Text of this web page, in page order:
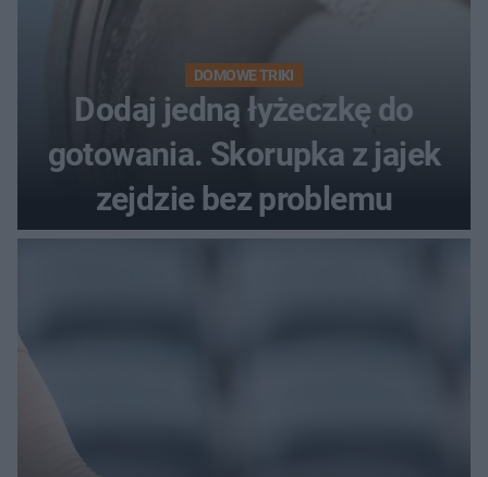
DOMOWE TRIKI
Dodaj jedną łyżeczkę do
gotowania. Skorupka z jajek
zejdzie bez problemu